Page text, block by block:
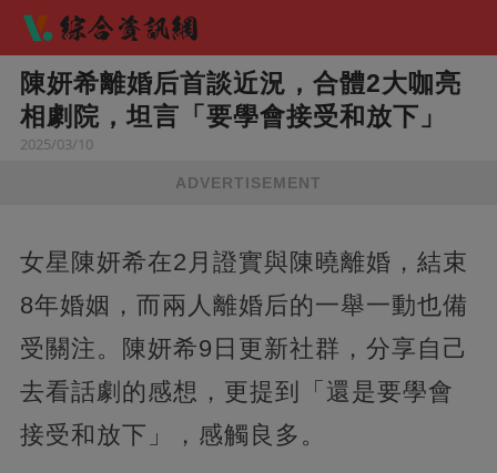
陳妍希離婚后首談近況，合體2大咖亮
相劇院，坦言「要學會接受和放下」
2025/03/10
ADVERTISEMENT
女星陳妍希在2月證實與陳曉離婚，結束
8年婚姻，而兩人離婚后的一舉一動也備
受關注。陳妍希9日更新社群，分享自己
去看話劇的感想，更提到「還是要學會
接受和放下」，感觸良多。